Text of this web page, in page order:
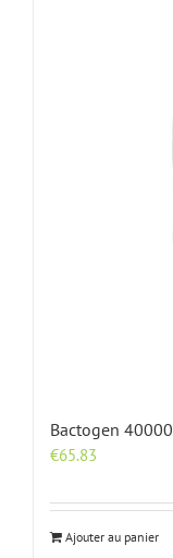
Bactogen 40000
€65.83
Ajouter au panier